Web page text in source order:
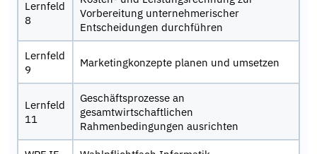
Lernfeld
8
Vorbereitung unternehmerischer
Entscheidungen durchführen
Lernfeld
9
Marketingkonzepte planen und umsetzen
Lernfeld
11
Geschäftsprozesse an
gesamtwirtschaftlichen
Rahmenbedingungen ausrichten